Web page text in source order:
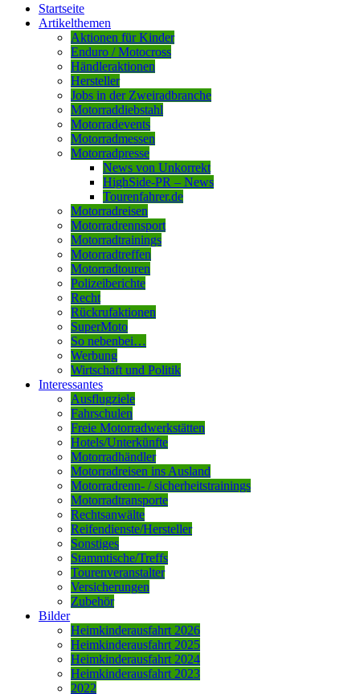
Startseite
Artikelthemen
Aktionen für Kinder
Enduro / Motocross
Händleraktionen
Hersteller
Jobs in der Zweiradbranche
Motorraddiebstahl
Motorradevents
Motorradmessen
Motorradpresse
News von Unkorrekt
HighSide-PR – News
Tourenfahrer.de
Motorradreisen
Motorradrennsport
Motorradtrainings
Motorradtreffen
Motorradtouren
Polizeiberichte
Recht
Rückrufaktionen
SuperMoto
So nebenbei…
Werbung
Wirtschaft und Politik
Interessantes
Ausflugziele
Fahrschulen
Freie Motorradwerkstätten
Hotels/Unterkünfte
Motorradhändler
Motorradreisen ins Ausland
Motorradrenn- / sicherheitstrainings
Motorradtransporte
Rechtsanwälte
Reifendienste/Hersteller
Sonstiges
Stammtische/Treffs
Tourenveranstalter
Versicherungen
Zubehör
Bilder
Heimkinderausfahrt 2026
Heimkinderausfahrt 2025
Heimkinderausfahrt 2024
Heimkinderausfahrt 2023
2022